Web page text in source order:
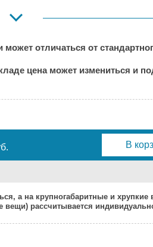
отличаться от
цена может измениться и
В
а на крупногабаритные и хрупкие
вещи) рассчитывается